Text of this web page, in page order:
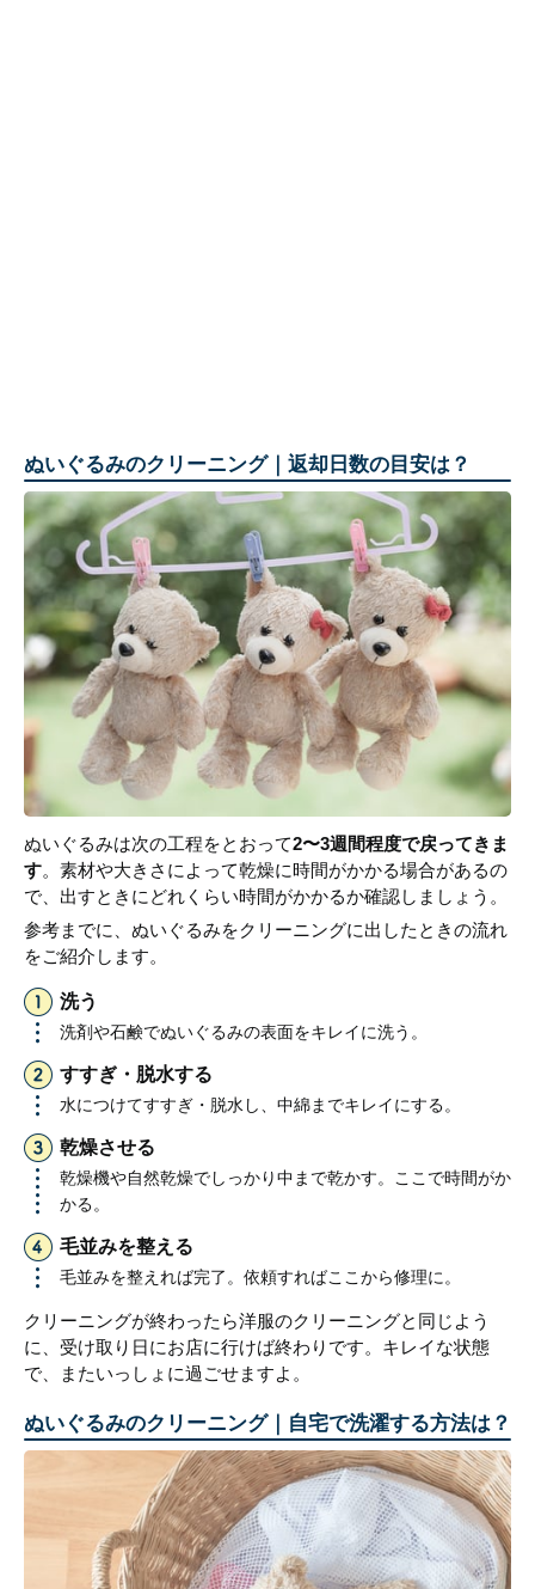
ぬいぐるみのクリーニング｜返却日数の目安は？
ぬいぐるみは次の工程をとおって2〜3週間程度で戻ってきま
す。素材や大きさによって乾燥に時間がかかる場合があるの
で、出すときにどれくらい時間がかかるか確認しましょう。
参考までに、ぬいぐるみをクリーニングに出したときの流れ
をご紹介します。
洗う
洗剤や石鹸でぬいぐるみの表面をキレイに洗う。
すすぎ・脱水する
水につけてすすぎ・脱水し、中綿までキレイにする。
乾燥させる
乾燥機や自然乾燥でしっかり中まで乾かす。ここで時間がか
かる。
毛並みを整える
毛並みを整えれば完了。依頼すればここから修理に。
クリーニングが終わったら洋服のクリーニングと同じよう
に、受け取り日にお店に行けば終わりです。キレイな状態
で、またいっしょに過ごせますよ。
ぬいぐるみのクリーニング｜自宅で洗濯する方法は？